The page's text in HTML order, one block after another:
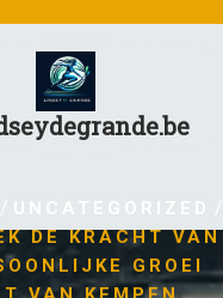
/ UNCATEGORIZED /
DE KRACHT VAN
GROEI